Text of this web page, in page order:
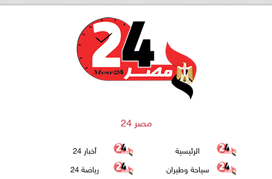
مصر 24
الرئيسية
أخبار 24
سياحة وطيران
رياضة 24